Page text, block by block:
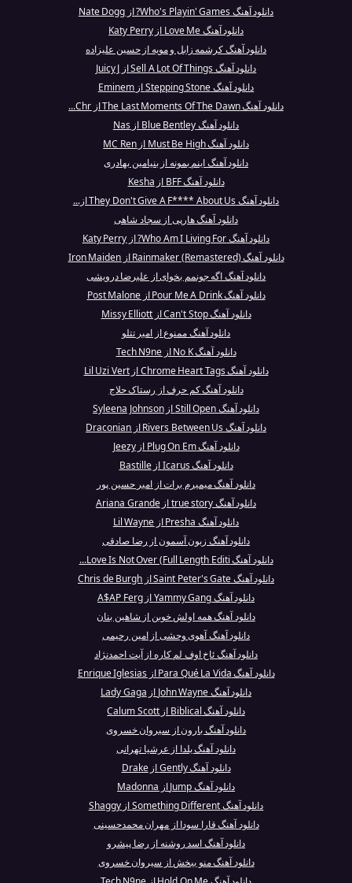
دانلود آهنگ Who's Playin' Games? از Nate Dogg
دانلود آهنگ Love Me از Katy Perry
دانلود آهنگ کرشمه زابل و مویه از حسین علیزاده
دانلود آهنگ Sell A Lot Of Things از Juicy J
دانلود آهنگ Stepping Stone از Eminem
دانلود آهنگ The Last Moments Of The Dawn از Chr...
دانلود آهنگ Blue Bentley از Nas
دانلود آهنگ Must Be High از MC Ren
دانلود آهنگ اینم بمونه از بنیامین بهادری
دانلود آهنگ BFF از Kesha
دانلود آهنگ They Don't Give A F**** About Us از...
دانلود آهنگ هارپی از سجاد شاهی
دانلود آهنگ Who Am I Living For? از Katy Perry
دانلود آهنگ Rainmaker (Remastered) از Iron Maiden
دانلود آهنگ اگه جونمم بخوای از علیرضا درویشی
دانلود آهنگ Pour Me A Drink از Post Malone
دانلود آهنگ Can't Stop از Missy Elliott
دانلود آهنگ ممنوع از امیر تتلو
دانلود آهنگ No K از Tech N9ne
دانلود آهنگ Chrome Heart Tags از Lil Uzi Vert
دانلود آهنگ کم حرف از رستاک حلاج
دانلود آهنگ Still Open از Syleena Johnson
دانلود آهنگ Rivers Between Us از Draconian
دانلود آهنگ Plug On Em از Jeezy
دانلود آهنگ Icarus از Bastille
دانلود آهنگ میمیرم برات از امیر حسین پور
دانلود آهنگ true story از Ariana Grande
دانلود آهنگ Presha از Lil Wayne
دانلود آهنگ زبون آسمون از رضا صادقی
دانلود آهنگ Love Is Not Over (Full Length Editi...
دانلود آهنگ Saint Peter's Gate از Chris de Burgh
دانلود آهنگ Yammy Gang از A$AP Ferg
دانلود آهنگ همه اولش خوبن از شاهین بنان
دانلود آهنگ آهوی وحشی از امین رحیمی
دانلود آهنگ ئاخ اوف لم کاره از آیت احمدنژاد
دانلود آهنگ Para Qué La Vida از Enrique Iglesias
دانلود آهنگ John Wayne از Lady Gaga
دانلود آهنگ Biblical از Calum Scott
دانلود آهنگ بارون از سیروان خسروی
دانلود آهنگ یلدا از عرشیا تهرانی
دانلود آهنگ Gently از Drake
دانلود آهنگ Jump از Madonna
دانلود آهنگ Something Different از Shaggy
دانلود آهنگ قارا سودا از مهران محمدحسینی
دانلود آهنگ اسد روشنه از رضا پیشرو
دانلود آهنگ منو ببخش از سیروان خسروی